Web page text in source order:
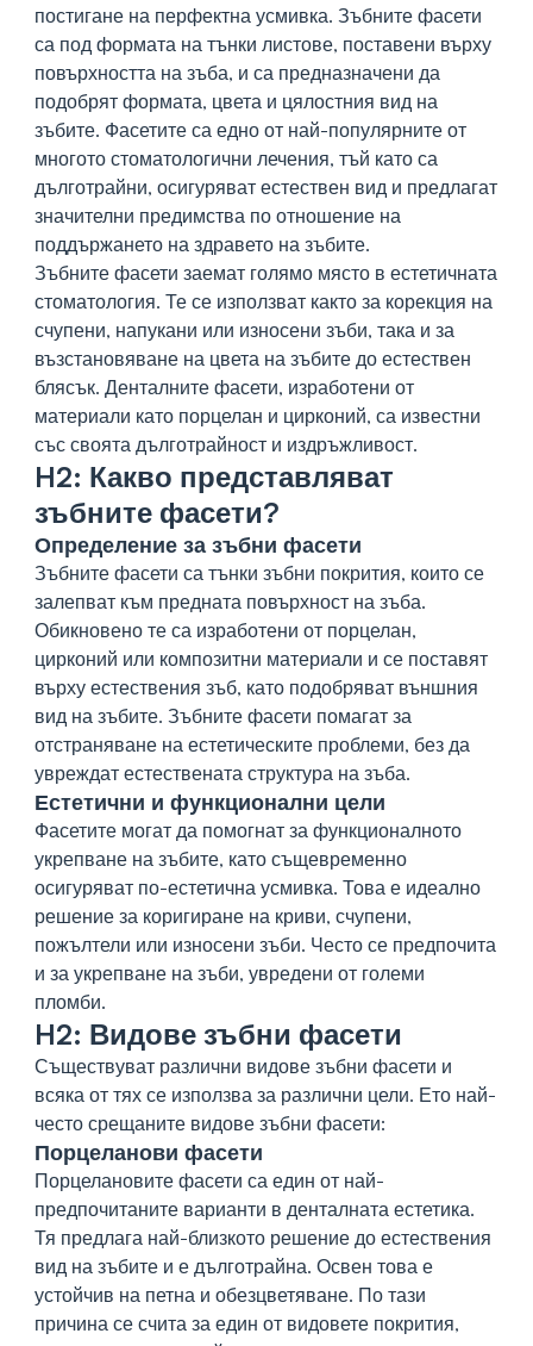
постигане на перфектна усмивка. Зъбните фасети
са под формата на тънки листове, поставени върху
повърхността на зъба, и са предназначени да
подобрят формата, цвета и цялостния вид на
зъбите. Фасетите са едно от най-популярните от
многото стоматологични лечения, тъй като са
дълготрайни, осигуряват естествен вид и предлагат
значителни предимства по отношение на
поддържането на здравето на зъбите.
Зъбните фасети заемат голямо място в естетичната
стоматология. Те се използват както за корекция на
счупени, напукани или износени зъби, така и за
възстановяване на цвета на зъбите до естествен
блясък. Денталните фасети, изработени от
материали като порцелан и цирконий, са известни
със своята дълготрайност и издръжливост.
H2: Какво представляват
зъбните фасети?
Определение за зъбни фасети
Зъбните фасети са тънки зъбни покрития, които се
залепват към предната повърхност на зъба.
Обикновено те са изработени от порцелан,
цирконий или композитни материали и се поставят
върху естествения зъб, като подобряват външния
вид на зъбите. Зъбните фасети помагат за
отстраняване на естетическите проблеми, без да
увреждат естествената структура на зъба.
Естетични и функционални цели
Фасетите могат да помогнат за функционалното
укрепване на зъбите, като същевременно
осигуряват по-естетична усмивка. Това е идеално
решение за коригиране на криви, счупени,
пожълтели или износени зъби. Често се предпочита
и за укрепване на зъби, увредени от големи
пломби.
H2: Видове зъбни фасети
Съществуват различни видове зъбни фасети и
всяка от тях се използва за различни цели. Ето най-
често срещаните видове зъбни фасети:
Порцеланови фасети
Порцелановите фасети са един от най-
предпочитаните варианти в денталната естетика.
Тя предлага най-близкото решение до естествения
вид на зъбите и е дълготрайна. Освен това е
устойчив на петна и обезцветяване. По тази
причина се счита за един от видовете покрития,